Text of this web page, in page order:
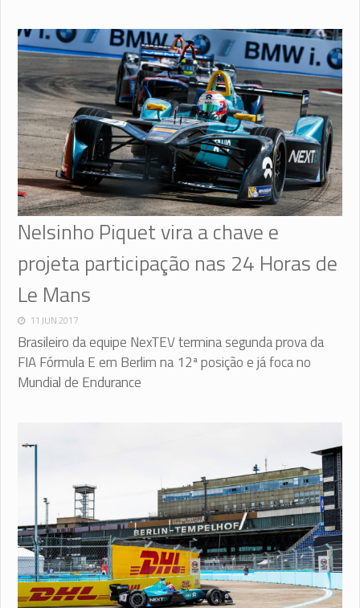
Nelsinho Piquet vira a chave e
projeta participação nas 24 Horas de
Le Mans
11 JUN 2017
Brasileiro da equipe NexTEV termina segunda prova da
FIA Fórmula E em Berlim na 12ª posição e já foca no
Mundial de Endurance